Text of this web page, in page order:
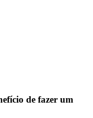
de fazer um